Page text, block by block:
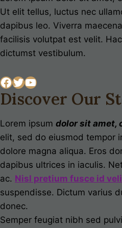
Ut elit tellus, luctus nec
dapibus leo. Viverra
facilisis volutpat est velit.
dictumst vestibulum.
Facebook Twitter YouTube
Discover Our
Lorem ipsum dolor sit amet,
elit, sed do eiusmod tempor
dolore magna aliqua. Eros
dapibus ultrices in iaculis.
ac. Nisl pretium fusce id
suspendisse. Dictum varius
donec.
Semper feugiat nibh sed